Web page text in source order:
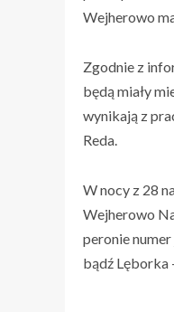
Wejherowo
Zgodnie z
będą miały
wynikają z
Reda.
W nocy z 28
Wejherowo
peronie
bądź Lęborka